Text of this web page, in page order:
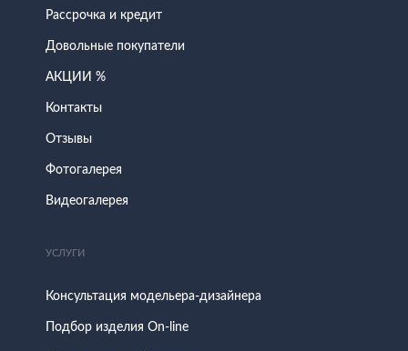
Рассрочка и кредит
Довольные покупатели
АКЦИИ %
Контакты
Отзывы
Фотогалерея
Видеогалерея
УСЛУГИ
Консультация модельера-дизайнера
Подбор изделия On-line